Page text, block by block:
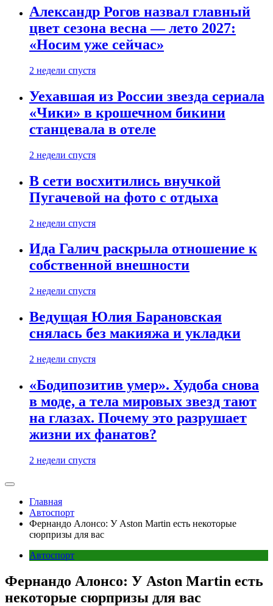
Александр Рогов назвал главный
цвет сезона весна — лето 2027:
«Носим уже сейчас»
2 недели спустя
Уехавшая из России звезда сериала
«Чики» в крошечном бикини
станцевала в отеле
2 недели спустя
В сети восхитились внучкой
Пугачевой на фото с отдыха
2 недели спустя
Ида Галич раскрыла отношение к
собственной внешности
2 недели спустя
Ведущая Юлия Барановская
снялась без макияжа и укладки
2 недели спустя
«Бодипозитив умер». Худоба снова
в моде, а тела мировых звезд тают
на глазах. Почему это разрушает
жизни их фанатов?
2 недели спустя
Главная
Автоспорт
Фернандо Алонсо: У Aston Martin есть некоторые
сюрпризы для вас
Автоспорт
Фернандо Алонсо: У Aston Martin есть
некоторые сюрпризы для вас